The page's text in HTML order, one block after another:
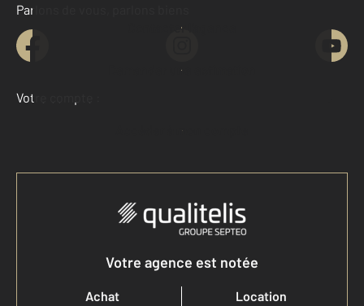
Contacter l'agence
Demander une estimation
Parlons de vous, parlons biens
Votre compte :
Accéder à mon compte
Votre agence est notée
Achat
Location